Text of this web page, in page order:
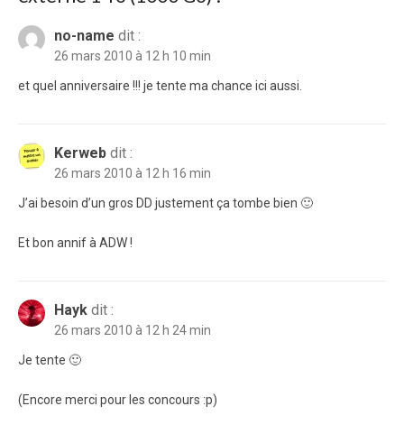
no-name dit :
26 mars 2010 à 12 h 10 min
et quel anniversaire !!! je tente ma chance ici aussi.
Kerweb dit :
26 mars 2010 à 12 h 16 min
J’ai besoin d’un gros DD justement ça tombe bien 🙂
Et bon annif à ADW !
Hayk dit :
26 mars 2010 à 12 h 24 min
Je tente 🙂
(Encore merci pour les concours :p)